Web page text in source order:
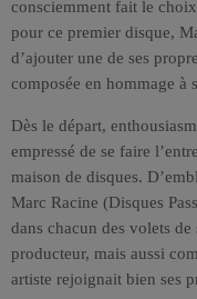
consciemment fait le
pour ce premier disque,
d’ajouter une de ses
composée en hommage à
Dès le départ,
empressé de se faire
maison de disques.
Marc Racine (Disques
dans chacun des volets
producteur, mais aussi
artiste rejoignait bien ses